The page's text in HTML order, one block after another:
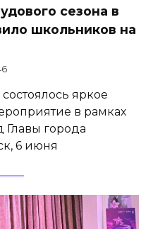
сезона в
школьников на
яркое
в рамках
Главы города
6 июня